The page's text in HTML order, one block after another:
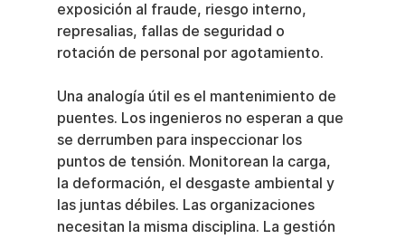
exposición al fraude, riesgo interno,
represalias, fallas de seguridad o
rotación de personal por agotamiento.
Una analogía útil es el mantenimiento de
puentes. Los ingenieros no esperan a que
se derrumben para inspeccionar los
puntos de tensión. Monitorean la carga,
la deformación, el desgaste ambiental y
las juntas débiles. Las organizaciones
necesitan la misma disciplina. La gestión